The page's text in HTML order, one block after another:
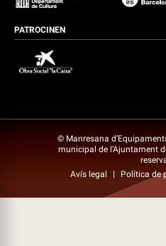
PATROCINEN
© Manresana
municipal de l’Ajuntament
Avís legal
| Política de